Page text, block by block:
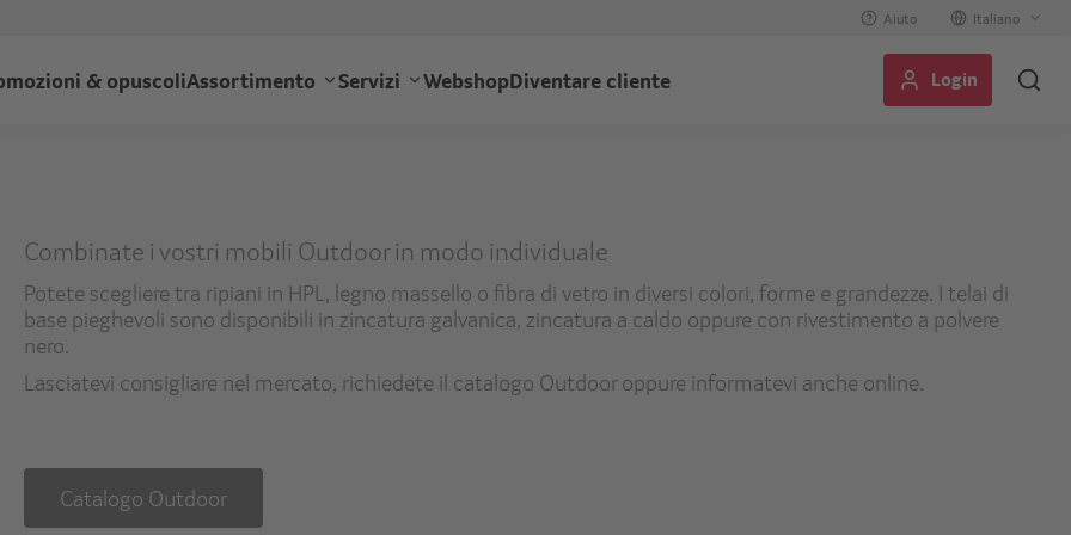
principale
Aiuto
Select
your
language
& opuscoliAssortimento Servizi WebshopDiventare cliente Login
Combinate i vostri mobili Outdoor in modo individuale
Potete scegliere tra ripiani in HPL, legno massello o fibra di vetro in diversi colori, forme e grandezze. I telai di
base pieghevoli sono disponibili in zincatura galvanica, zincatura a caldo oppure con rivestimento a polvere
nero.
Lasciatevi consigliare nel mercato, richiedete il catalogo Outdoor oppure informatevi anche online.
Catalogo Outdoor